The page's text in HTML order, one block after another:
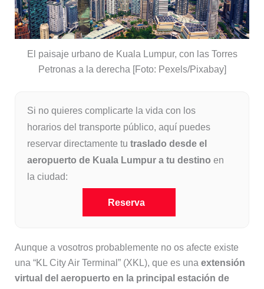
El paisaje urbano de Kuala Lumpur, con las Torres
Petronas a la derecha [Foto: Pexels/Pixabay]
Si no quieres complicarte la vida con los
horarios del transporte público, aquí puedes
reservar directamente tu traslado desde el
aeropuerto de Kuala Lumpur a tu destino en
la ciudad:
Reserva
Aunque a vosotros probablemente no os afecte existe
una “KL City Air Terminal” (XKL), que es una extensión
virtual del aeropuerto en la principal estación de